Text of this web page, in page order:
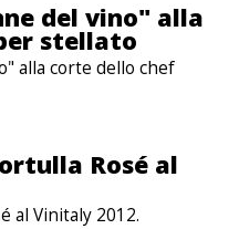
del vino" alla
stellato
alla corte dello chef
Rosé al
al Vinitaly 2012.